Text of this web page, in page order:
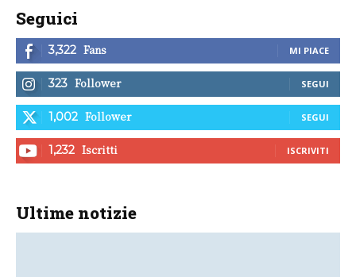
Seguici
3,322 Fans MI PIACE
323 Follower SEGUI
1,002 Follower SEGUI
1,232 Iscritti ISCRIVITI
Ultime notizie